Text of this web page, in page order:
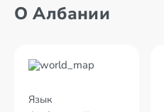
О Албании
Язык